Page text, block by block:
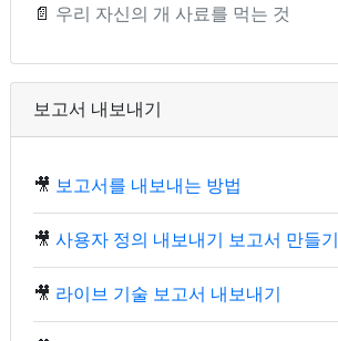
📄 우리 자신의 개 사료를 먹는 것
보고서 내보내기
🎥 보고서를 내보내는 방법
🎥 사용자 정의 내보내기 보고서 만들기
🎥 라이브 기술 보고서 내보내기